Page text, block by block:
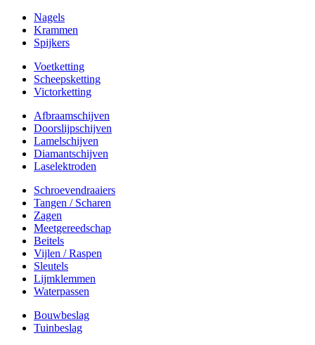
Nagels
Krammen
Spijkers
Voetketting
Scheepsketting
Victorketting
Afbraamschijven
Doorslijpschijven
Lamelschijven
Diamantschijven
Laselektroden
Schroevendraaiers
Tangen / Scharen
Zagen
Meetgereedschap
Beitels
Vijlen / Raspen
Sleutels
Lijmklemmen
Waterpassen
Bouwbeslag
Tuinbeslag